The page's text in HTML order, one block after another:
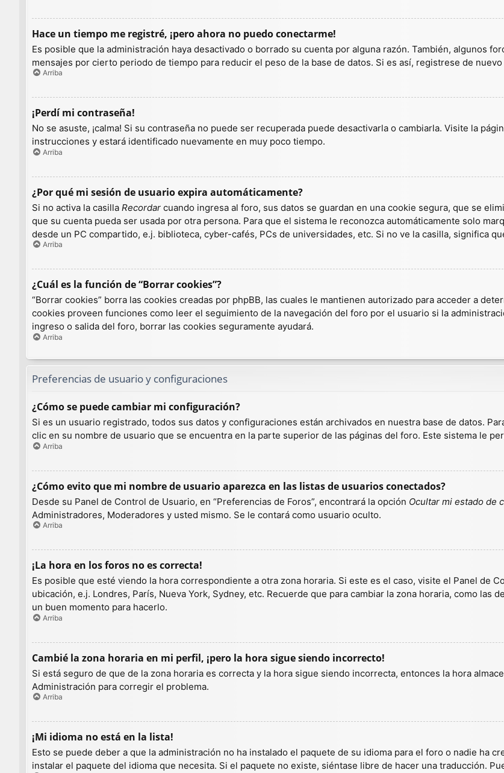
Hace un tiempo me registré, ¡pero ahora no puedo conectarme!
Es posible que la administración haya desactivado o borrado su cuenta por alguna razón. También, algunos
mensajes por cierto periodo de tiempo para reducir el peso de la base de datos. Si es así, registrese de
Arriba
¡Perdí mi contraseña!
No se asuste, ¡calma! Si su contraseña no puede ser recuperada puede desactivarla o cambiarla. Visite la
instrucciones y estará identificado nuevamente en muy poco tiempo.
Arriba
¿Por qué mi sesión de usuario expira automáticamente?
Si no activa la casilla Recordar cuando ingresa al foro, sus datos se guardan en una cookie segura, que se
que su cuenta pueda ser usada por otra persona. Para que el sistema le reconozca automáticamente solo
desde un PC compartido, e.j. biblioteca, cyber-cafés, PCs de universidades, etc. Si no ve la casilla, significa
Arriba
¿Cuál es la función de “Borrar cookies”?
“Borrar cookies” borra las cookies creadas por phpBB, las cuales le mantienen autorizado para acceder a
cookies proveen funciones como leer el seguimiento de la navegación del foro por el usuario si la
ingreso o salida del foro, borrar las cookies seguramente ayudará.
Arriba
Preferencias de usuario y configuraciones
¿Cómo se puede cambiar mi configuración?
Si es un usuario registrado, todos sus datos y configuraciones están archivados en nuestra base de datos.
clic en su nombre de usuario que se encuentra en la parte superior de las páginas del foro. Este sistema le
Arriba
¿Cómo evito que mi nombre de usuario aparezca en las listas de usuarios conectados?
Desde su Panel de Control de Usuario, en “Preferencias de Foros”, encontrará la opción Ocultar mi estado de
Administradores, Moderadores y usted mismo. Se le contará como usuario oculto.
Arriba
¡La hora en los foros no es correcta!
Es posible que esté viendo la hora correspondiente a otra zona horaria. Si este es el caso, visite el Panel de
ubicación, e.j. Londres, París, Nueva York, Sydney, etc. Recuerde que para cambiar la zona horaria, como las
un buen momento para hacerlo.
Arriba
Cambié la zona horaria en mi perfil, ¡pero la hora sigue siendo incorrecto!
Si está seguro de que de la zona horaria es correcta y la hora sigue siendo incorrecta, entonces la hora
Administración para corregir el problema.
Arriba
¡Mi idioma no está en la lista!
Esto se puede deber a que la administración no ha instalado el paquete de su idioma para el foro o nadie ha
instalar el paquete del idioma que necesita. Si el paquete no existe, siéntase libre de hacer una traducción.